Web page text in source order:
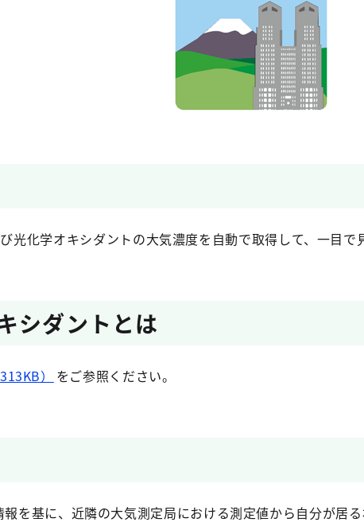
光化学オキシダントの大気濃度を自動で取得して、一目で
シダントとは
） をご参照ください。
を基に、近隣の大気測定局における測定値から自分が居